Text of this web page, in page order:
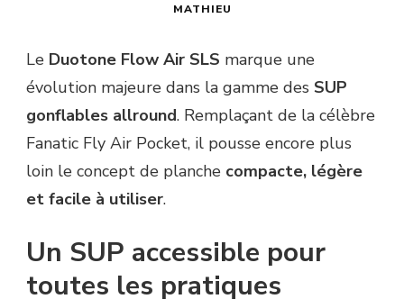
MATHIEU
Le Duotone Flow Air SLS marque une
évolution majeure dans la gamme des SUP
gonflables allround. Remplaçant de la célèbre
Fanatic Fly Air Pocket, il pousse encore plus
loin le concept de planche compacte, légère
et facile à utiliser.
Un SUP accessible pour
toutes les pratiques